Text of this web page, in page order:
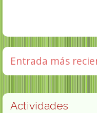
Entrada más
Actividades